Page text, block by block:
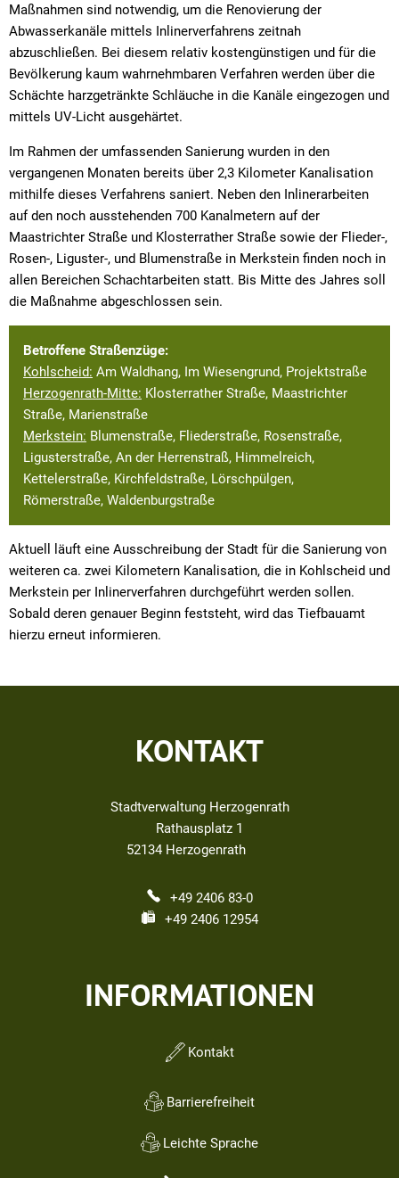
Maßnahmen sind notwendig, um die Renovierung der
Abwasserkanäle mittels Inlinerverfahrens zeitnah
abzuschließen. Bei diesem relativ kostengünstigen und für die
Bevölkerung kaum wahrnehmbaren Verfahren werden über die
Schächte harzgetränkte Schläuche in die Kanäle eingezogen und
mittels UV-Licht ausgehärtet.
Im Rahmen der umfassenden Sanierung wurden in den
vergangenen Monaten bereits über 2,3 Kilometer Kanalisation
mithilfe dieses Verfahrens saniert. Neben den Inlinerarbeiten
auf den noch ausstehenden 700 Kanalmetern auf der
Maastrichter Straße und Klosterrather Straße sowie der Flieder-,
Rosen-, Liguster-, und Blumenstraße in Merkstein finden noch in
allen Bereichen Schachtarbeiten statt. Bis Mitte des Jahres soll
die Maßnahme abgeschlossen sein.
Betroffene Straßenzüge:
Kohlscheid: Am Waldhang, Im Wiesengrund, Projektstraße
Herzogenrath-Mitte: Klosterrather Straße, Maastrichter
Straße, Marienstraße
Merkstein: Blumenstraße, Fliederstraße, Rosenstraße,
Ligusterstraße, An der Herrenstraß, Himmelreich,
Kettelerstraße, Kirchfeldstraße, Lörschpülgen,
Römerstraße, Waldenburgstraße
Aktuell läuft eine Ausschreibung der Stadt für die Sanierung von
weiteren ca. zwei Kilometern Kanalisation, die in Kohlscheid und
Merkstein per Inlinerverfahren durchgeführt werden sollen.
Sobald deren genauer Beginn feststeht, wird das Tiefbauamt
hierzu erneut informieren.
KONTAKT
Stadtverwaltung Herzogenrath
Rathausplatz 1
52134 Herzogenrath
+49 2406 83-0
+49 2406 12954
INFORMATIONEN
Kontakt
Barrierefreiheit
Leichte Sprache